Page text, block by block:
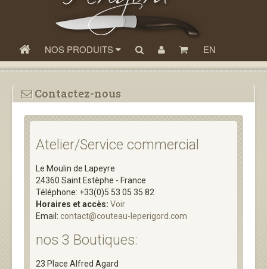
NOS PRODUITS EN
Contactez-nous
Atelier/Service commercial
Le Moulin de Lapeyre
24360 Saint Estèphe - France
Téléphone: +33(0)5 53 05 35 82
Horaires et accès: Voir
Email: contact@couteau-leperigord.com
nos 3 Boutiques:
23 Place Alfred Agard